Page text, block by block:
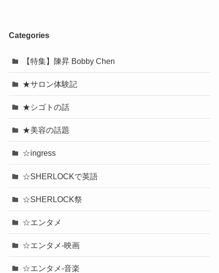
Categories
【特集】陳昇 Bobby Chen
★サロン体験記
★シゴトの話
★美容の話題
☆ingress
☆SHERLOCKで英語
☆SHERLOCK祭
☆エンタメ
☆エンタメ-映画
☆エンタメ-音楽